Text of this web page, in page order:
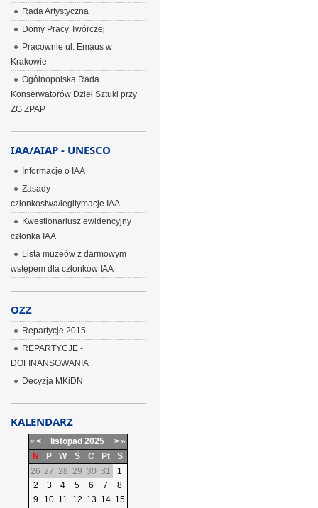
Rada Artystyczna
Domy Pracy Twórczej
Pracownie ul. Emaus w
Krakowie
Ogólnopolska Rada
Konserwatorów Dzieł Sztuki przy
ZG ZPAP
IAA/AIAP - UNESCO
Informacje o IAA
Zasady
członkostwa/legitymacje IAA
Kwestionariusz ewidencyjny
członka IAA
Lista muzeów z darmowym
wstępem dla członków IAA
OZZ
Repartycje 2015
REPARTYCJE -
DOFINANSOWANIA
Decyzja MKiDN
KALENDARZ
« < listopad 2025 >»
N
P W Ś C Pt
S
26 27 28 29 30 31
1
2
3 4 5 6 7
8
9
10 11 12 13 14 15